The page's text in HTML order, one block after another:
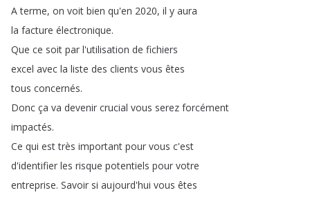
A terme, on voit bien qu'en 2020, il y aura
la facture électronique.
Que ce soit par l'utilisation de fichiers
excel avec la liste des clients vous êtes
tous concernés.
Donc ça va devenir crucial vous serez forcément
impactés.
Ce qui est très important pour vous c'est
d'identifier les risque potentiels pour votre
entreprise. Savoir si aujourd'hui vous êtes